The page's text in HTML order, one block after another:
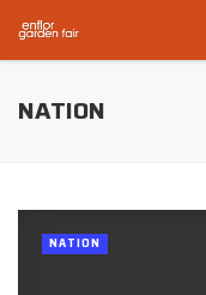
NATION
NATION